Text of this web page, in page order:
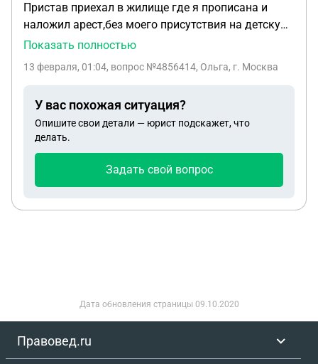
Пристав приехал в жилище где я прописана и
наложил арест,без моего присутствия на детскую
коляску,кроватку,детский стульчик,документов я
притащил с собой человека которому я должна
нахожусь в декретном отпуске.
Показать полностью
13 февраля, 01:04, вопрос №4856414, Ольга, г. Москва
У вас похожая ситуация?
Опишите свои детали — юрист подскажет, что
делать.
Задать свой вопрос
Дата обновления страницы 09.10.2020
Правовед.ru